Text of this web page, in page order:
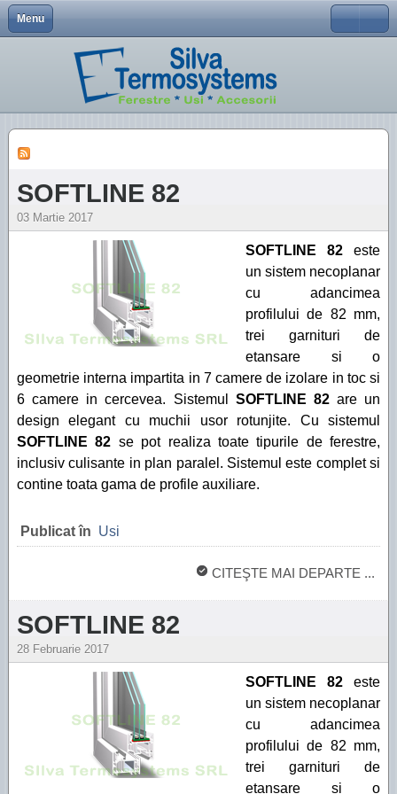
Menu Close
Despre Noi
Producator tamplarie PVC
Profile VEKA
Usi
Feronerie
ROTO
Contact
Termeni si conditii
ALPHALINE 90
SOFTLINE 82
SWINGLINE
SOFTLINE 70AD
EKOSOL 70
EFFECTLINE
VEKASLIDE 70
Usi culisante cu ridicare
EKOSOL 70
SOFTLINE 70AD
Tehnologii pentru ferestre si usi de terasa
Tehnologii pentru usi
Aţi uitat parola?
SOFTLINE 82
03 Martie 2017
SOFTLINE 82 este
un sistem necoplanar
cu adancimea
profilului de 82 mm,
trei garnituri de
etansare si o
geometrie interna impartita in 7 camere de izolare in toc si
6 camere in cercevea. Sistemul SOFTLINE 82 are un
design elegant cu muchii usor rotunjite. Cu sistemul
SOFTLINE 82 se pot realiza toate tipurile de ferestre,
inclusiv culisante in plan paralel. Sistemul este complet si
contine toata gama de profile auxiliare.
Publicat în Usi
CITEŞTE MAI DEPARTE ...
SOFTLINE 82
28 Februarie 2017
SOFTLINE 82 este
un sistem necoplanar
cu adancimea
profilului de 82 mm,
trei garnituri de
etansare si o